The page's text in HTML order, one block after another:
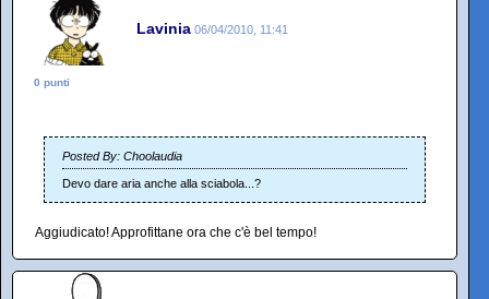
Lavinia 06/04/2010, 11:41
0 punti
Posted By: Choolaudia
Devo dare aria anche alla sciabola...?
Aggiudicato! Approfittane ora che c'è bel tempo!